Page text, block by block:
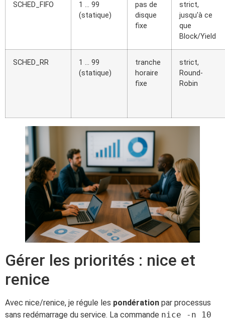
SCHED_FIFO
1 ... 99
(statique)
pas de
disque
fixe
strict,
jusqu'à ce
que
Block/Yield
SCHED_RR
1 ... 99
(statique)
tranche
horaire
fixe
strict,
Round-
Robin
Gérer les priorités : nice et
renice
Avec nice/renice, je régule les pondération par processus
sans redémarrage du service. La commande nice -n 10